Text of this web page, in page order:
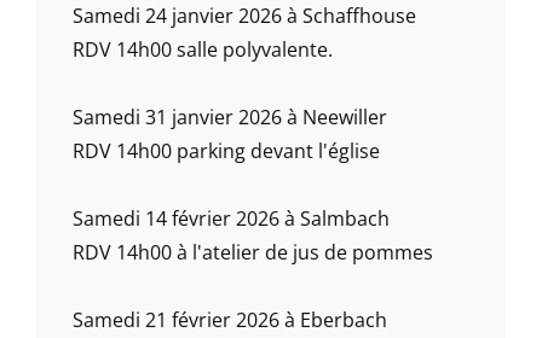
Samedi 24 janvier 2026 à Schaffhouse
RDV 14h00 salle polyvalente.
Samedi 31 janvier 2026 à Neewiller
RDV 14h00 parking devant l'église
Samedi 14 février 2026 à Salmbach
RDV 14h00 à l'atelier de jus de pommes
Samedi 21 février 2026 à Eberbach